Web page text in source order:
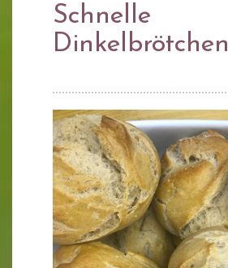
Schnelle
Dinkelbrötchen